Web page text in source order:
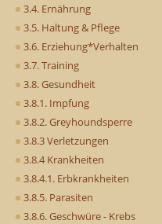
3.4. Ernährung
3.5. Haltung & Pflege
3.6. Erziehung*Verhalten
3.7. Training
3.8. Gesundheit
3.8.1. Impfung
3.8.2. Greyhoundsperre
3.8.3 Verletzungen
3.8.4 Krankheiten
3.8.4.1. Erbkrankheiten
3.8.5. Parasiten
3.8.6. Geschwüre - Krebs